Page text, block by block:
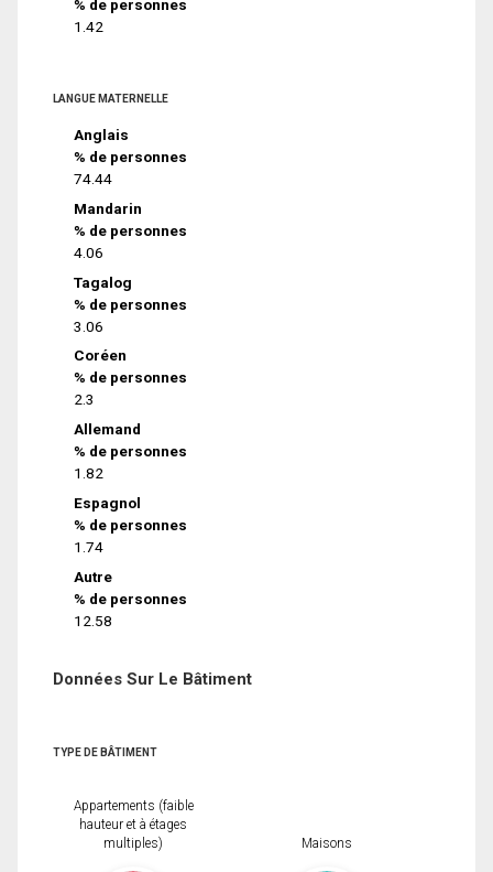
% de personnes
1.42
LANGUE MATERNELLE
Anglais
% de personnes
74.44
Mandarin
% de personnes
4.06
Tagalog
% de personnes
3.06
Coréen
% de personnes
2.3
Allemand
% de personnes
1.82
Espagnol
% de personnes
1.74
Autre
% de personnes
12.58
Données Sur Le Bâtiment
TYPE DE BÂTIMENT
Appartements (faible
hauteur et à étages
multiples)
Maisons